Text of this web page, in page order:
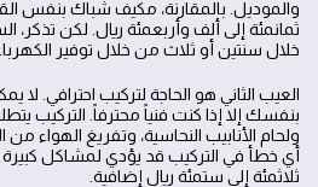
والموديل. بالمقارنة، مكيف شباك بنفس
ثمانمئة إلى ألف وأربعمئة ريال. لكن
خلال سنتين أو ثلاث من خلال توفير
العيب الثاني هو الحاجة لتركيب احترافي.
بنفسك إلا إذا كنت فنياً محترفاً. التركيب
ولحام الأنابيب النحاسية، وتفريغ الهواء
أي خطأ في التركيب قد يؤدي لمشاكل كبيرة
ثلاثمئة إلى ستمئة ريال إضافية.